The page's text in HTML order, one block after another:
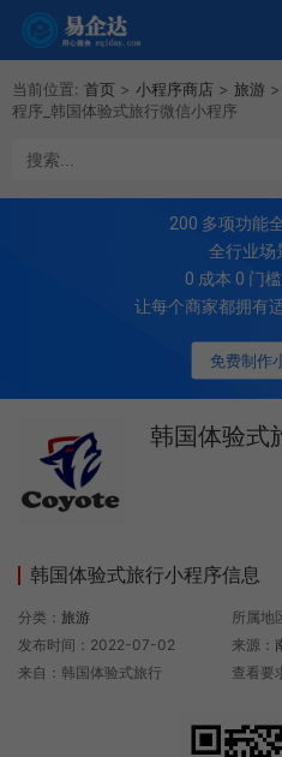
当前位置: 首页 > 小程序商店 > 旅游 >
程序_韩国体验式旅行微信小程序
免费制作
200 多项功能
全行业场
0 成本 0 门
让每个商家都拥有
韩国体验式
韩国体验式旅行小程序信息
分类： 旅游
发布时间：2022-07-02
来自：韩国体验式旅行
所属地
来源：
查看要